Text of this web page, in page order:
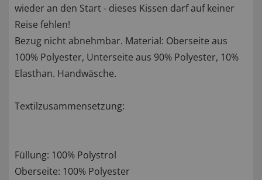
wieder an den Start - dieses Kissen darf auf keiner
Reise fehlen!
Bezug nicht abnehmbar. Material: Oberseite aus
100% Polyester, Unterseite aus 90% Polyester, 10%
Elasthan. Handwäsche.
Textilzusammensetzung:
Füllung: 100% Polystrol
Oberseite: 100% Polyester